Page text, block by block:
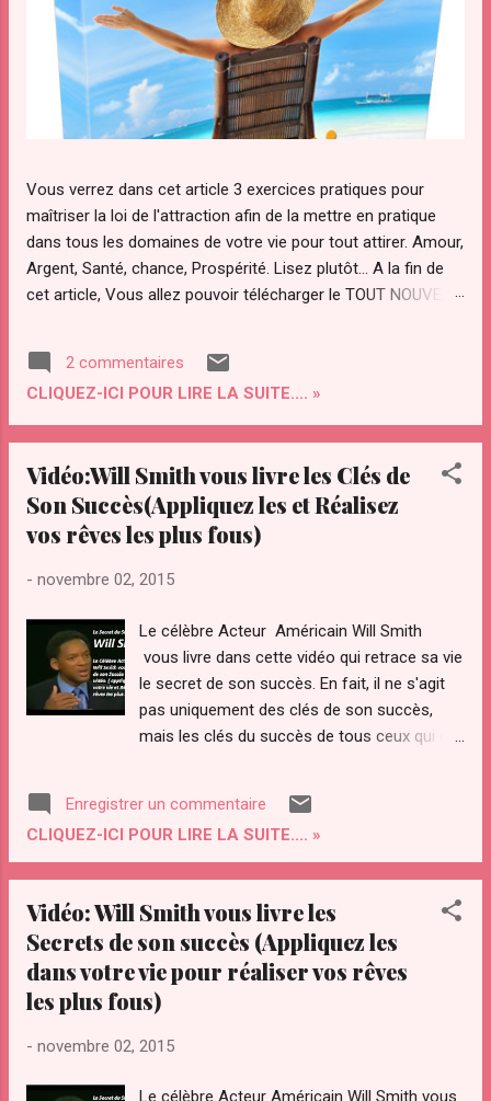
Vous verrez dans cet article 3 exercices pratiques pour
maîtriser la loi de l'attraction afin de la mettre en pratique
dans tous les domaines de votre vie pour tout attirer. Amour,
Argent, Santé, chance, Prospérité. Lisez plutôt... A la fin de
cet article, Vous allez pouvoir télécharger le TOUT NOUVEAU
pouvoir d'attraction afin d'attirer Instantanément TOUT ce
que Vous diésiez dans votre vie. Qu’est ce que "le secret"
de la loi de l’attraction et pourquoi ce regain d’intérêt pour
cette loi ? La loi de l’attraction a de plus en plus d’adeptes.
transmis par les sages à travers les âges. Le secret a été
convoité depuis la nuit des temps par des personnes
éclairées pour maîtriser les lois et le fonctionnement de
compris par certains savants dont Gali...
2 commentaires
CLIQUEZ-ICI POUR LIRE LA SUITE.... »
Vidéo:Will Smith vous livre les Clés de
Son Succès(Appliquez les et Réalisez
vos rêves les plus fous)
- novembre 02, 2015
Le célèbre Acteur Américain Will Smith
vous livre dans cette vidéo qui retrace sa vie
le secret de son succès. En fait, il ne s'agit
pas uniquement des clés de son succès,
mais les clés du succès de tous ceux qui ont
médiocre; Si vous êtes fatigué de suivre des
formations en développement personnel qui
ne vous rapportent rien au final, regardez
extraordinaire. ( C'est GRATUIT en plus
Vous risquerez même d'avoir les larmes aux
yeux en entendant certaines choses. Mais le
plus important, c'est la leçon que vous allez
revoir cette vidéo pour bien intégrer les
Enregistrer un commentaire
CLIQUEZ-ICI POUR LIRE LA SUITE.... »
Vidéo: Will Smith vous livre les
Secrets de son succès (Appliquez les
dans votre vie pour réaliser vos rêves
les plus fous)
- novembre 02, 2015
Le célèbre Acteur Américain Will Smith vous